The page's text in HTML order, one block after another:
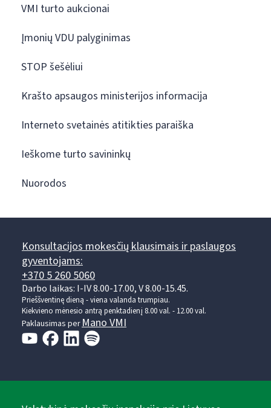
VMI turto aukcionai
Įmonių VDU palyginimas
STOP šešėliui
Krašto apsaugos ministerijos informacija
Interneto svetainės atitikties paraiška
Ieškome turto savininkų
Nuorodos
Konsultacijos mokesčių klausimais ir paslaugos
gyventojams:
+370 5 260 5060
Darbo laikas: I-IV 8.00-17.00, V 8.00-15.45.
Prieššventinę dieną - viena valanda trumpiau.
Kiekvieno mėnesio antrą penktadienį 8.00 val. - 12.00 val.
Paklausimas per Mano VMI